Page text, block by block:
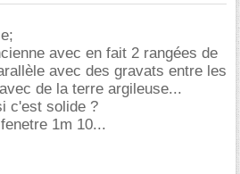
avec en fait 2 rangées de
avec des gravats entre les
de la terre argileuse...
c'est solide ?
1m 10...